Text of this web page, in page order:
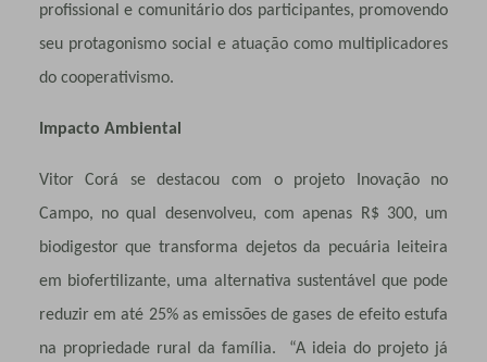
profissional e comunitário dos participantes, promovendo
seu protagonismo social e atuação como multiplicadores
do cooperativismo.
Impacto Ambiental
Vitor Corá se destacou com o projeto Inovação no
Campo, no qual desenvolveu, com apenas R$ 300, um
biodigestor que transforma dejetos da pecuária leiteira
em biofertilizante, uma alternativa sustentável que pode
reduzir em até 25% as emissões de gases de efeito estufa
na propriedade rural da família. “A ideia do projeto já